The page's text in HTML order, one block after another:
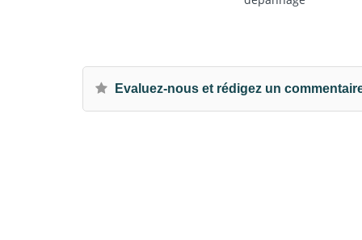
Evaluez-nous et rédigez un